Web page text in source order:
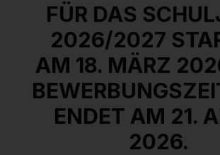
FÜR DAS
2026/2027
AM 18. MÄRZ
ENDET AM 21.
2026.